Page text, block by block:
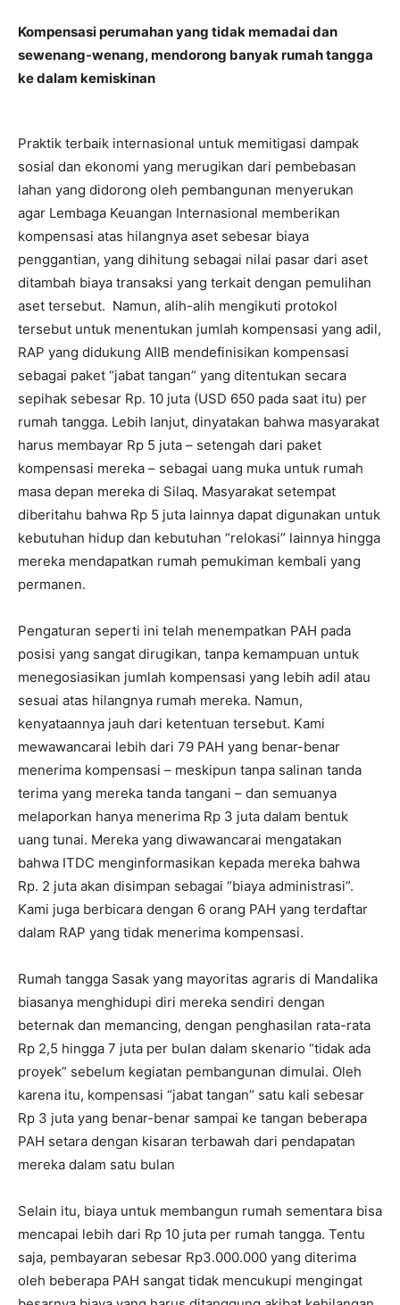
Kompensasi perumahan yang tidak memadai dan
sewenang-wenang, mendorong banyak rumah tangga
ke dalam kemiskinan
Praktik terbaik internasional untuk memitigasi dampak
sosial dan ekonomi yang merugikan dari pembebasan
lahan yang didorong oleh pembangunan menyerukan
agar Lembaga Keuangan Internasional memberikan
kompensasi atas hilangnya aset sebesar biaya
penggantian, yang dihitung sebagai nilai pasar dari aset
ditambah biaya transaksi yang terkait dengan pemulihan
aset tersebut. Namun, alih-alih mengikuti protokol
tersebut untuk menentukan jumlah kompensasi yang adil,
RAP yang didukung AIIB mendefinisikan kompensasi
sebagai paket “jabat tangan” yang ditentukan secara
sepihak sebesar Rp. 10 juta (USD 650 pada saat itu) per
rumah tangga. Lebih lanjut, dinyatakan bahwa masyarakat
harus membayar Rp 5 juta – setengah dari paket
kompensasi mereka – sebagai uang muka untuk rumah
masa depan mereka di Silaq. Masyarakat setempat
diberitahu bahwa Rp 5 juta lainnya dapat digunakan untuk
kebutuhan hidup dan kebutuhan “relokasi” lainnya hingga
mereka mendapatkan rumah pemukiman kembali yang
permanen.
Pengaturan seperti ini telah menempatkan PAH pada
posisi yang sangat dirugikan, tanpa kemampuan untuk
menegosiasikan jumlah kompensasi yang lebih adil atau
sesuai atas hilangnya rumah mereka. Namun,
kenyataannya jauh dari ketentuan tersebut. Kami
mewawancarai lebih dari 79 PAH yang benar-benar
menerima kompensasi – meskipun tanpa salinan tanda
terima yang mereka tanda tangani – dan semuanya
melaporkan hanya menerima Rp 3 juta dalam bentuk
uang tunai. Mereka yang diwawancarai mengatakan
bahwa ITDC menginformasikan kepada mereka bahwa
Rp. 2 juta akan disimpan sebagai “biaya administrasi”.
Kami juga berbicara dengan 6 orang PAH yang terdaftar
dalam RAP yang tidak menerima kompensasi.
Rumah tangga Sasak yang mayoritas agraris di Mandalika
biasanya menghidupi diri mereka sendiri dengan
beternak dan memancing, dengan penghasilan rata-rata
Rp 2,5 hingga 7 juta per bulan dalam skenario “tidak ada
proyek” sebelum kegiatan pembangunan dimulai. Oleh
karena itu, kompensasi “jabat tangan” satu kali sebesar
Rp 3 juta yang benar-benar sampai ke tangan beberapa
PAH setara dengan kisaran terbawah dari pendapatan
mereka dalam satu bulan
Selain itu, biaya untuk membangun rumah sementara bisa
mencapai lebih dari Rp 10 juta per rumah tangga. Tentu
saja, pembayaran sebesar Rp3.000.000 yang diterima
oleh beberapa PAH sangat tidak mencukupi mengingat